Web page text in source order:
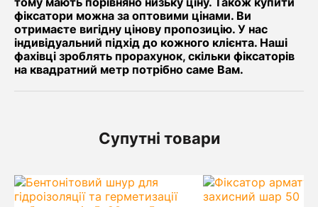
фіксатори можна за оптовими цінами. Ви
отримаєте вигідну цінову пропозицію. У нас
індивідуальний підхід до кожного клієнта. Наші
фахівці зроблять прорахунок, скільки фіксаторів
на квадратний метр потрібно саме Вам.
Супутні товари